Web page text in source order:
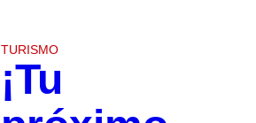
TURISMO
¡Tu